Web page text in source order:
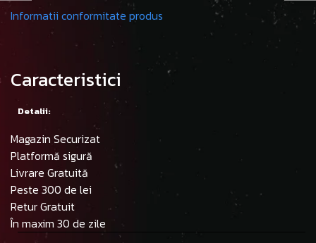
Informatii conformitate produs
Caracteristici
Detalii:
Magazin Securizat
Platformă sigură
Livrare Gratuită
Peste 300 de lei
Retur Gratuit
În maxim 30 de zile